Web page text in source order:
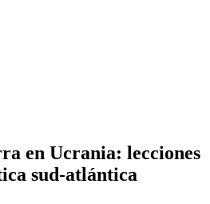
en Ucrania: lecciones
sud-atlántica